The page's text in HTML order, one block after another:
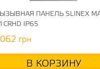
ПАНЕЛЬ SLINEX
IP65
грн
В КОРЗИНУ